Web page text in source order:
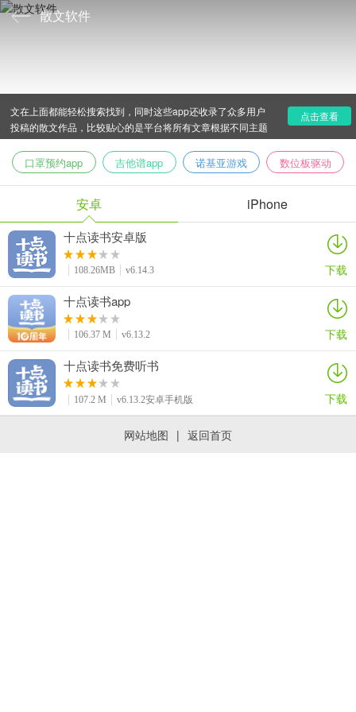
散文软件
应用全都拥有海量的散文资源，像一些文学名家所写的经典散
文在上面都能轻松搜索找到，同时这些app还收录了众多用户
投稿的散文作品，比较贴心的是平台将所有文章根据不同主题
进行了分类，便于大家查找和阅读，而且它们全都支持免费浏
览阅读哦！
点击查看
口罩预约app 吉他谱app 诺基亚游戏 数位板驱动
安卓 iPhone
十点读书安卓版
108.26MB v6.14.3 下载
十点读书app
106.37 M v6.13.2 下载
十点读书免费听书
107.2 M v6.13.2安卓手机版 下载
网站地图 | 返回首页